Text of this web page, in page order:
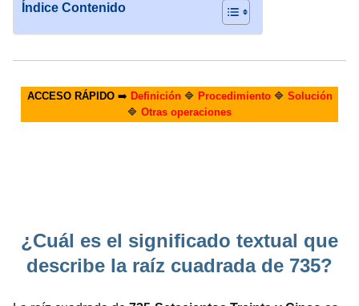
Índice Contenido
ACCESO RÁPIDO➡️ Definición🔷 Procedimiento🔷 Solución
🔷 Otras operaciones
¿Cuál es el significado textual que
describe la raíz cuadrada de 735?